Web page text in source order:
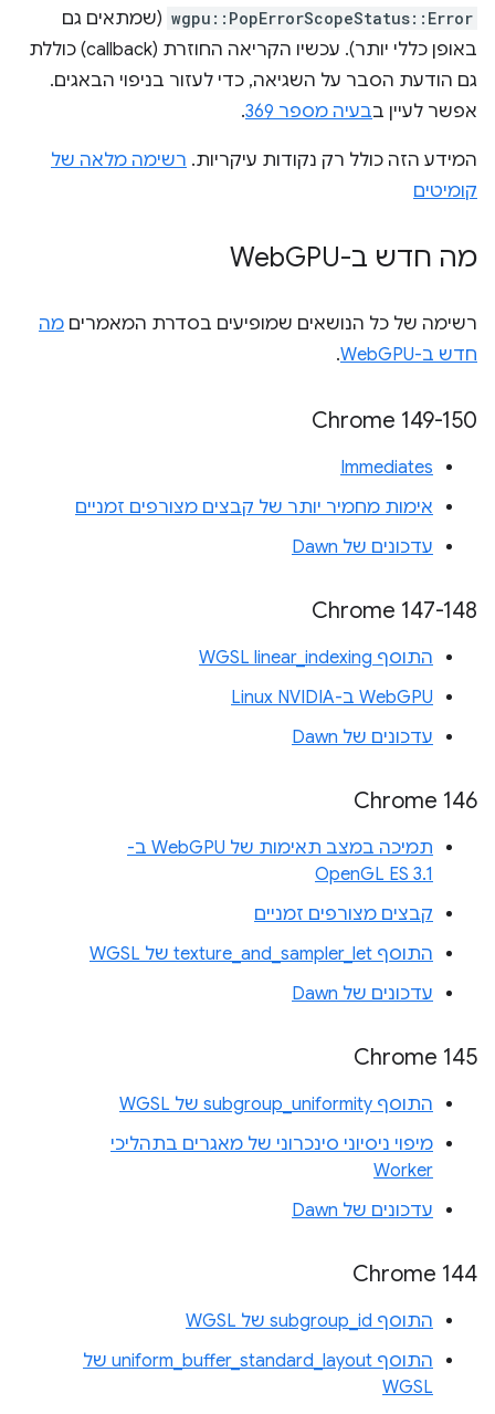
wgpu::PopErrorScopeStatus::Error (שמתאים גם
באופן כללי יותר). עכשיו הקריאה החוזרת (callback) כוללת
גם הודעת הסבר על השגיאה, כדי לעזור בניפוי הבאגים.
אפשר לעיין בבעיה מספר 369 .
המידע הזה כולל רק נקודות עיקריות. רשימה מלאה של
קומיטים
מה חדש ב-WebGPU
רשימה של כל הנושאים שמופיעים בסדרת המאמרים מה
חדש ב-WebGPU
.
‫Chrome 149-150
Immediates
אימות מחמיר יותר של קבצים מצורפים זמניים
עדכונים של Dawn
‫Chrome 147-148
התוסף WGSL linear_indexing
WebGPU ב-Linux NVIDIA
עדכונים של Dawn
Chrome 146
תמיכה במצב תאימות של WebGPU ב-
OpenGL ES 3.1
קבצים מצורפים זמניים
התוסף texture_and_sampler_let של WGSL
עדכונים של Dawn
Chrome 145
התוסף subgroup_uniformity של WGSL
מיפוי ניסיוני סינכרוני של מאגרים בתהליכי
Worker
עדכונים של Dawn
Chrome 144
התוסף subgroup_id של WGSL
התוסף uniform_buffer_standard_layout של
WGSL